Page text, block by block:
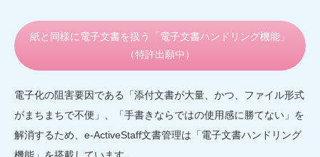
紙と同様に電子文書を扱う「電子文書ハンドリング機能」
（特許出願中）
電子化の阻害要因である「添付文書が大量、かつ、ファイル形式
がまちまちで不便」、「手書きならではの使用感に勝てない」を
解消するため、e-ActiveStaff文書管理は「電子文書ハンドリング
機能」を搭載しています。